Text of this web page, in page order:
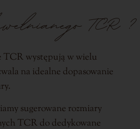
TCR?
TCR występują w wielu
na idealne dopasowanie
sugerowane rozmiary
TCR do dedykowane